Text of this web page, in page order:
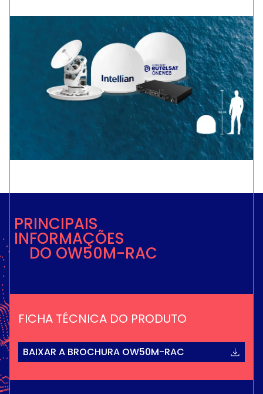
PRINCIPAIS
INFORMAÇÕES
DO OW50M-RAC
FICHA TÉCNICA DO PRODUTO
BAIXAR A BROCHURA OW50M-RAC